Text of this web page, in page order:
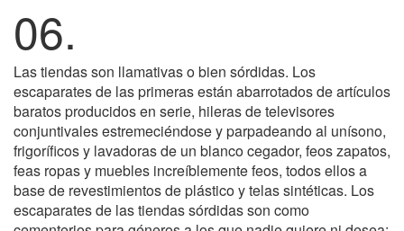
06.
Las tiendas son llamativas o bien sórdidas. Los
escaparates de las primeras están abarrotados de artículos
baratos producidos en serie, hileras de televisores
conjuntivales estremeciéndose y parpadeando al unísono,
frigoríficos y lavadoras de un blanco cegador, feos zapatos,
feas ropas y muebles increíblemente feos, todos ellos a
base de revestimientos de plástico y telas sintéticas. Los
escaparates de las tiendas sórdidas son como